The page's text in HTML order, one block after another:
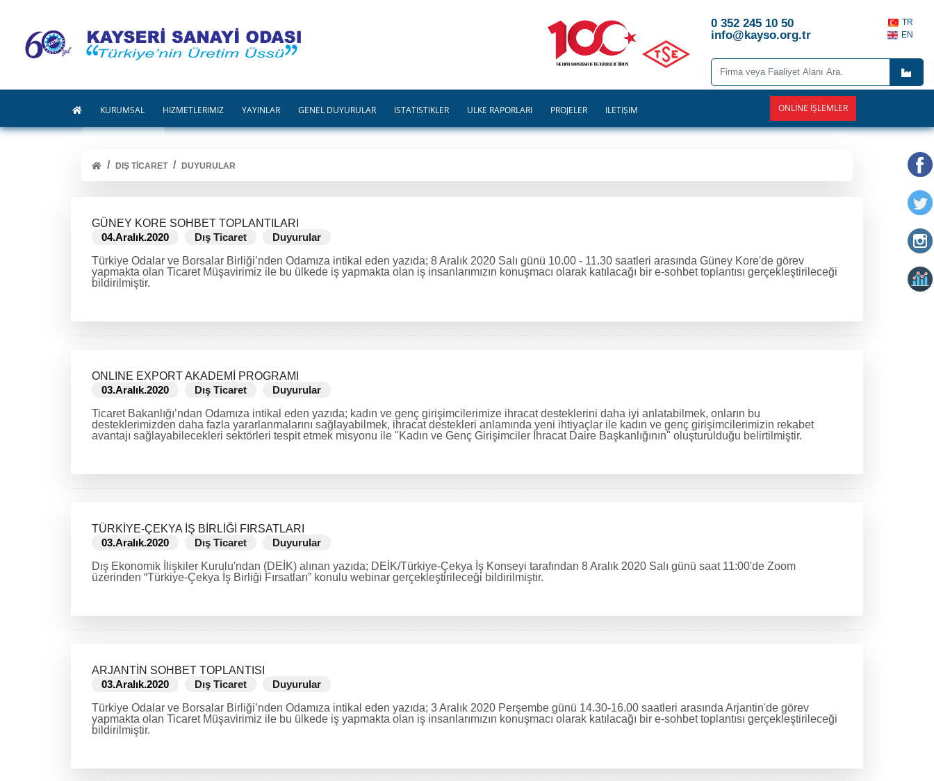
0 352 245 10 50
info@kayso.org.tr
TR
EN
KURUMSAL HİZMETLERİMİZ YAYINLAR GENEL DUYURULAR İSTATİSTİKLER ÜLKE RAPORLARI PROJELER İLETİŞİM ONLINE İŞLEMLER
DIŞ TICARET DUYURULAR
GÜNEY KORE SOHBET TOPLANTILARI
04.Aralık.2020
Dış Ticaret
Duyurular
Türkiye Odalar ve Borsalar Birliği’nden Odamıza intikal eden yazıda; 8 Aralık 2020 Salı günü 10.00 - 11.30 saatleri arasında Güney Kore'de görev
yapmakta olan Ticaret Müşavirimiz ile bu ülkede iş yapmakta olan iş insanlarımızın konuşmacı olarak katılacağı bir e-sohbet toplantısı gerçekleştirileceği
bildirilmiştir.
ONLINE EXPORT AKADEMİ PROGRAMI
03.Aralık.2020
Dış Ticaret
Duyurular
Ticaret Bakanlığı’ndan Odamıza intikal eden yazıda; kadın ve genç girişimcilerimize ihracat desteklerini daha iyi anlatabilmek, onların bu
desteklerimizden daha fazla yararlanmalarını sağlayabilmek, ihracat destekleri anlamında yeni ihtiyaçlar ile kadın ve genç girişimcilerimizin rekabet
avantajı sağlayabilecekleri sektörleri tespit etmek misyonu ile "Kadın ve Genç Girişimciler İhracat Daire Başkanlığının" oluşturulduğu belirtilmiştir.
TÜRKİYE-ÇEKYA İŞ BİRLİĞİ FIRSATLARI
03.Aralık.2020
Dış Ticaret
Duyurular
Dış Ekonomik İlişkiler Kurulu'ndan (DEİK) alınan yazıda; DEİK/Türkiye-Çekya İş Konseyi tarafından 8 Aralık 2020 Salı günü saat 11:00'de Zoom
üzerinden “Türkiye-Çekya İş Birliği Fırsatları” konulu webinar gerçekleştirileceği bildirilmiştir.
ARJANTİN SOHBET TOPLANTISI
03.Aralık.2020
Dış Ticaret
Duyurular
Türkiye Odalar ve Borsalar Birliği’nden Odamıza intikal eden yazıda; 3 Aralık 2020 Perşembe günü 14.30-16.00 saatleri arasında Arjantin'de görev
yapmakta olan Ticaret Müşavirimiz ile bu ülkede iş yapmakta olan iş insanlarımızın konuşmacı olarak katılacağı bir e-sohbet toplantısı gerçekleştirileceği
bildirilmiştir.